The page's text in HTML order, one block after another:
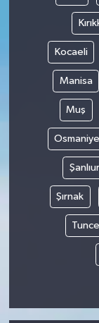
Kocaeli
Manisa
Muş
Osmaniye
Şırnak